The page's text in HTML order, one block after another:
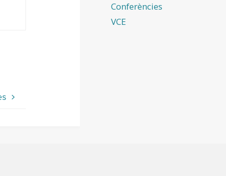
Conferències
VCE